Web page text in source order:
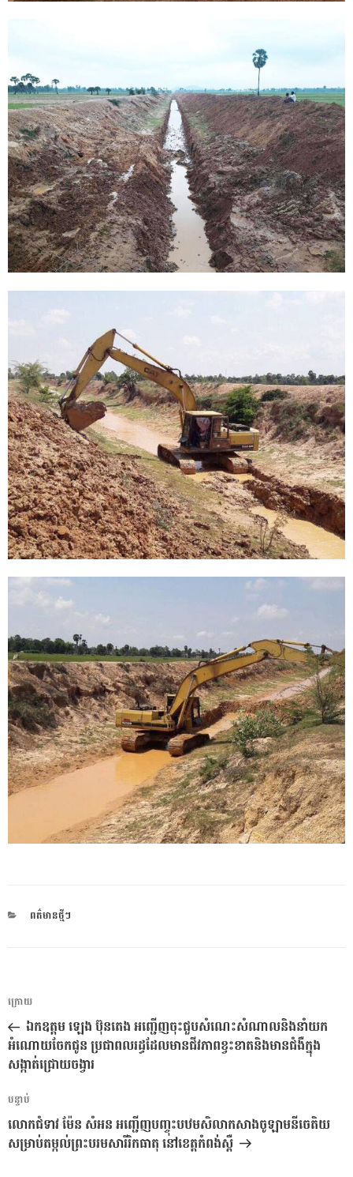
CATEGORIES
ពត៌មានថ្មីៗ
ការ​
នាំទិស​
ប្រកាស
អត្ថបទ
មុន
ក្រោយ
ឯកឧត្តម ឡេង ប៊ុនតេង អញ្ជើញចុះជួបសំណេះសំណាលនិងនាំយក
អំណោយចែកជូន ប្រជាពលរដ្ធដែលមានជីវភាពខ្វះខាតនិងមានជំងឺក្នុង
សង្កាត់ជ្រោយចង្វារ
អត្ថបទ
បន្ទាប់
បន្ទាប់
លោកជំទាវ ម៉ែន សំអន អញ្ជើញបញ្ចុះបឋមសិលាកសាងចូឡាមនីចេតិយ
សម្រាប់តម្កល់ព្រះបរមសារីរិកធាតុ នៅខេត្តកំពង់ស្ពឺ